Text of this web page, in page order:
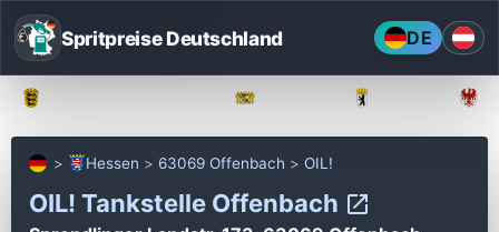
Spritpreise Deutschland DE
Hessen 63069 Offenbach OIL!
OIL! Tankstelle Offenbach